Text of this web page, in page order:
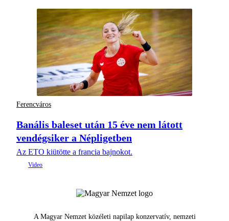
Ferencváros
Banális baleset után 15 éve nem látott
vendégsiker a Népligetben
Az ETO kiütötte a francia bajnokot.
A Magyar Nemzet közéleti napilap konzervatív, nemzeti